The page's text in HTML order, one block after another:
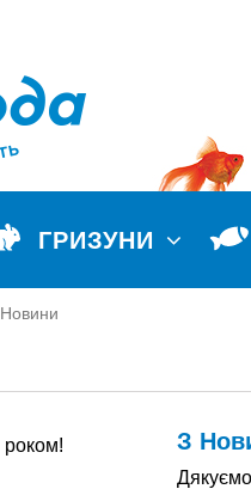
ГРИЗУНИ
Новини
З